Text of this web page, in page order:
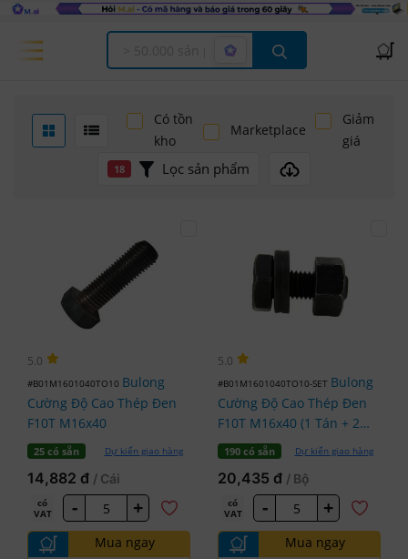
Offcanvas Menu Open
Có tồn
kho
Marketplace
Giảm
giá
18 Lọc sản phẩm
5.0
#B01M1601040TO10 Bulong
Cường Độ Cao Thép Đen
F10T M16x40
25 có sẵn Dự kiến giao hàng
14,882 đ / Cái
có
VAT
- +
Mua ngay
5.0
#B01M1601040TO10-SET Bulong
Cường Độ Cao Thép Đen
F10T M16x40 (1 Tán + 2
Lông Đền)
190 có sẵn Dự kiến giao hàng
20,435 đ / Bộ
có
VAT
- +
Mua ngay